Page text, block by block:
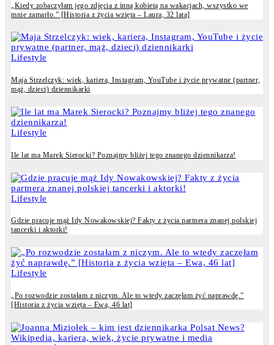
„Kiedy zobaczyłam jego zdjęcia z inną kobietą na wakacjach, wszystko we
mnie zamarło.” [Historia z życia wzięta – Laura, 32 lata]
Lifestyle
Maja Strzelczyk: wiek, kariera, Instagram, YouTube i życie prywatne (partner,
mąż, dzieci) dziennikarki
Lifestyle
Ile lat ma Marek Sierocki? Poznajmy bliżej tego znanego dziennikarza!
Lifestyle
Gdzie pracuje mąż Idy Nowakowskiej? Fakty z życia partnera znanej polskiej
tancerki i aktorki!
Lifestyle
„Po rozwodzie zostałam z niczym. Ale to wtedy zaczęłam żyć naprawdę.”
[Historia z życia wzięta – Ewa, 46 lat]